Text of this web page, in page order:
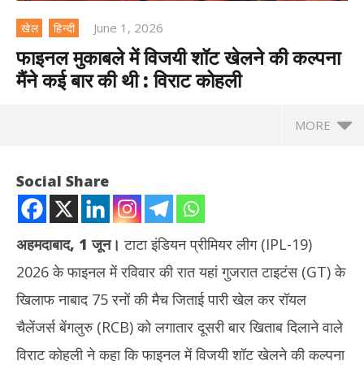
खेल हिन्दी June 1, 2026
फाइनल मुकाबले में विजयी शॉट खेलने की कल्पना
मैंने कई बार की थी : विराट कोहली
MORE
Social Share
अहमदाबाद, 1 जून। टाटा इंडियन प्रीमियर लीग (IPL-19)
2026 के फाइनल में रविवार की रात यहां गुजरात टाइटंस (GT) के
खिलाफ नाबाद 75 रनों की मैच जिताई पारी खेल कर रॉयल
चैलेंजर्स बेंगलुरु (RCB) को लगातार दूसरी बार खिताब दिलाने वाले
विराट कोहली ने कहा कि फाइनल में विजयी शॉट खेलने की कल्पना